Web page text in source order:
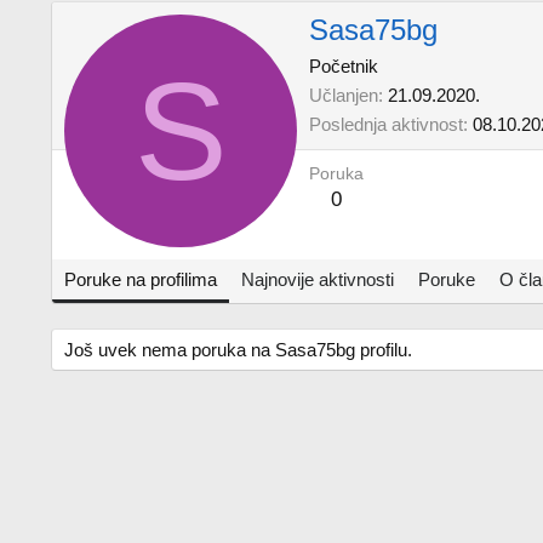
S
Sasa75bg
Početnik
Učlanjen 21.09.2020.
Poslednja aktivnost
Poruka
0
Poruke na profilima Najnovije aktivnosti Poruke O
Još uvek nema poruka na Sasa75bg profilu.